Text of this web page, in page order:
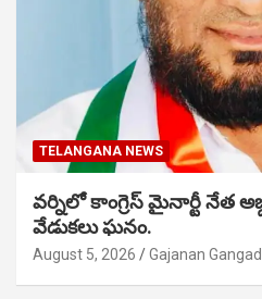
TELANGANA NEWS
వర్నిలో కాంగ్రెస్ మైనార్టీ నేత
వేడుకలు ఘనం.
August 5, 2026 Gajanan